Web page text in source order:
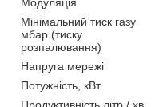
Мінімальний тиск газу
мбар (тиску
розпалювання)
Напруга мережі
Потужність, кВт
Продуктивність літр / хв